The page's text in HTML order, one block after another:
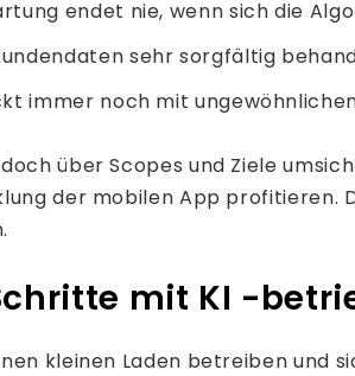
endet nie, wenn sich die
sehr sorgfältig
immer noch mit
über Scopes und Ziele
der mobilen App profitieren.
mit KI -
kleinen Laden betreiben und